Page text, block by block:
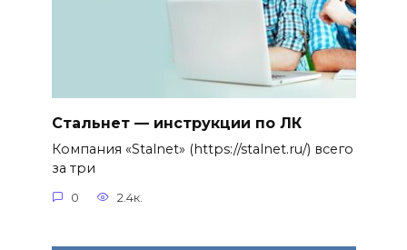
Стальнет — инструкции по ЛК
Компания «Stalnet» (https://stalnet.ru/) всего
за три
0 2.4к.